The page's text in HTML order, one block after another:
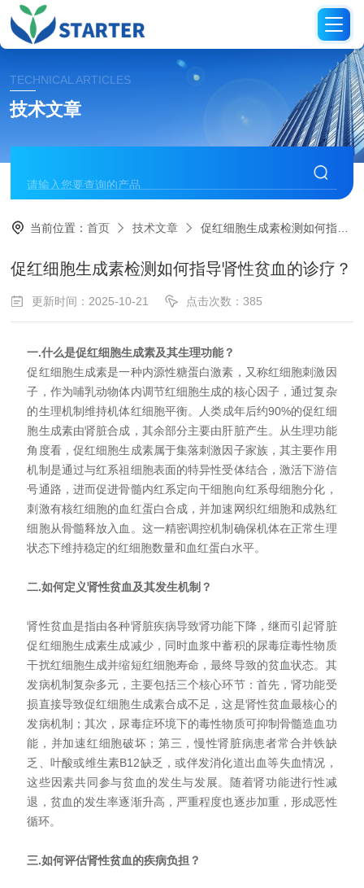
TECHNICAL ARTICLES
技术文章
当前位置：首页 技术文章 促红细胞生成素检测如何指导肾性贫血的诊疗？
促红细胞生成素检测如何指导肾性贫血的诊疗？
更新时间：2025-10-21 点击次数：385
一.什么是促红细胞生成素及其生理功能？
促红细胞生成素是一种内源性糖蛋白激素，又称红细胞刺激因
子，作为哺乳动物体内调节红细胞生成的核心因子，通过复杂
的生理机制维持机体红细胞平衡。人类成年后约90%的促红细
胞生成素由肾脏合成，其余部分主要由肝脏产生。从生理功能
角度看，促红细胞生成素属于集落刺激因子家族，其主要作用
机制是通过与红系祖细胞表面的特异性受体结合，激活下游信
号通路，进而促进骨髓内红系定向干细胞向红系母细胞分化，
刺激有核红细胞的血红蛋白合成，并加速网织红细胞和成熟红
细胞从骨髓释放入血。这一精密调控机制确保机体在正常生理
状态下维持稳定的红细胞数量和血红蛋白水平。
二.如何定义肾性贫血及其发生机制？
肾性贫血是指由各种肾脏疾病导致肾功能下降，继而引起肾脏
促红细胞生成素生成减少，同时血浆中蓄积的尿毒症毒性物质
干扰红细胞生成并缩短红细胞寿命，最终导致的贫血状态。其
发病机制复杂多元，主要包括三个核心环节：首先，肾功能受
损直接导致促红细胞生成素合成不足，这是肾性贫血最核心的
发病机制；其次，尿毒症环境下的毒性物质可抑制骨髓造血功
能，并加速红细胞破坏；第三，慢性肾脏病患者常合并铁缺
乏、叶酸或维生素B12缺乏，或伴发消化道出血等失血情况，
这些因素共同参与贫血的发生与发展。随着肾功能进行性减
退，贫血的发生率逐渐升高，严重程度也逐步加重，形成恶性
循环。
三.如何评估肾性贫血的疾病负担？